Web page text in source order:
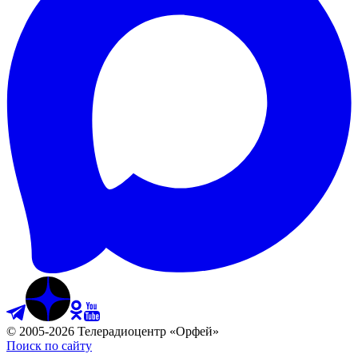
© 2005-2026 Телерадиоцентр «Орфей»
Поиск по сайту